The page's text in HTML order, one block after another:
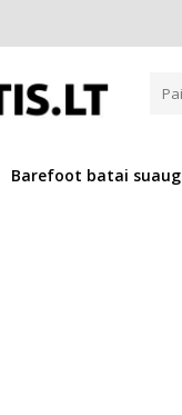
Barefoot batai
K1596-61688
61688
Į PALYGINIMĄ Į